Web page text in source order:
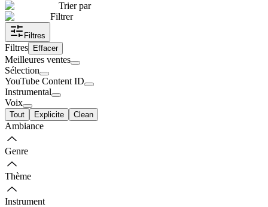
Trier par
Filtrer
Filtres
Filtres Effacer
Meilleures ventes
Sélection
YouTube Content ID
Instrumental
Voix
Tout Explicite Clean
Ambiance
Genre
Thème
Instrument